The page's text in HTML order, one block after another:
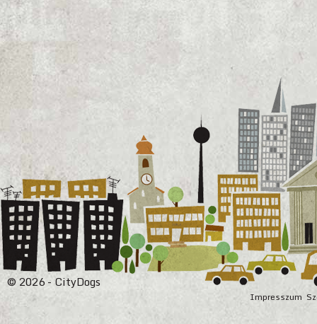
Impresszum
© 2026 - CityDogs